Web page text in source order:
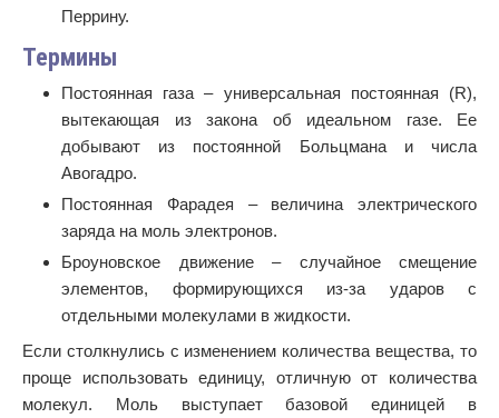
Перрину.
Термины
Постоянная газа – универсальная постоянная (R),
вытекающая из закона об идеальном газе. Ее
добывают из постоянной Больцмана и числа
Авогадро.
Постоянная Фарадея – величина электрического
заряда на моль электронов.
Броуновское движение – случайное смещение
элементов, формирующихся из-за ударов с
отдельными молекулами в жидкости.
Если столкнулись с изменением количества вещества, то
проще использовать единицу, отличную от количества
молекул. Моль выступает базовой единицей в